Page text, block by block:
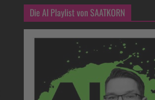
Die AI Playlist von SAATKORN